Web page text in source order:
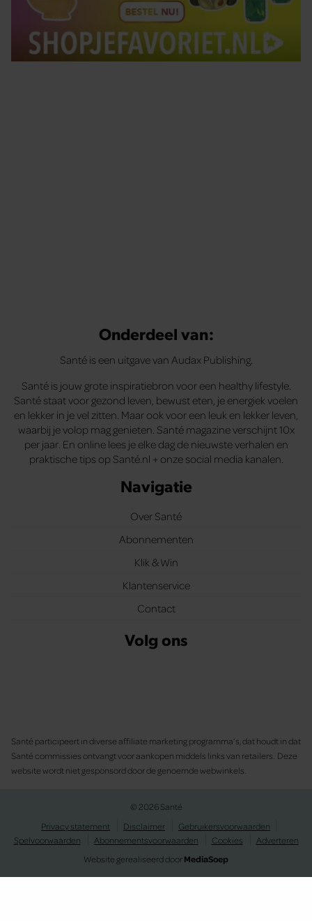
Onderdeel van:
Santé is een uitgave van Audax Publishing.
Santé is jouw grote inspiratiebron voor een healthy lifestyle.
Santé staat voor gezond leven, bewust eten, je energiek voelen
en lekker in je vel zitten. Maar ook voor een leuk en lekker leven,
waarbij je volop mag genieten. Santé magazine verschijnt 10x
per jaar. En online lees je elke dag de nieuwste verhalen en
praktische tips op Santé.nl + onze social media kanalen.
Navigatie
Over Santé
Abonnementen
Klik & Win
Klantenservice
Contact
Volg ons
Santé participeert in diverse affiliate marketing programma’s, dat houdt in dat
Santé commissies ontvangt voor aankopen middels links van retailers. Deze
website wordt niet gesponsord door de genoemde webwinkels.
© 2026 Santé
Privacy statement
Disclaimer
Gebruikersvoorwaarden
Spelvoorwaarden
Abonnementsvoorwaarden Cookies
Adverteren
Website gerealiseerd doorMediaSoep